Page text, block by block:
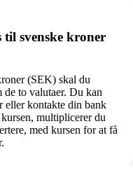
svenske kroner
(SEK) skal du
de to valutaer. Du kan
eller kontakte din bank
multiplicerer du
med kursen for at få